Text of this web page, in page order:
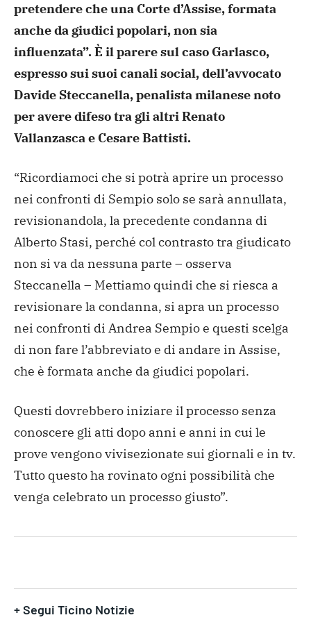
pretendere che una Corte d’Assise, formata
anche da giudicipopolari, non sia
influenzata”. È il parere sul caso Garlasco,
espresso sui suoi canali social, dell’avvocato
Davide Steccanella, penalista milanese noto
per avere difeso tra glialtri Renato
Vallanzasca e Cesare Battisti.
“Ricordiamoci che si potrà aprire un processo
nei confronti di Sempio solo se sarà annullata,
revisionandola, la precedente condanna di
Alberto Stasi, perché col contrasto tra giudicato
non si va da nessuna parte – osserva
Steccanella – Mettiamo quindi che si riesca a
revisionare la condanna, si apra un processo
nei confronti di Andrea Sempio e questi scelga
di non fare l’abbreviato e di andare in Assise,
che è formata anche da giudici popolari.
Questi dovrebbero iniziare il processo senza
conoscere gli atti dopo anni e anni in cui le
prove vengonovivisezionate sui giornali e in tv.
Tutto questo ha rovinatoogni possibilità che
venga celebrato un processo giusto”.
+ Segui Ticino Notizie